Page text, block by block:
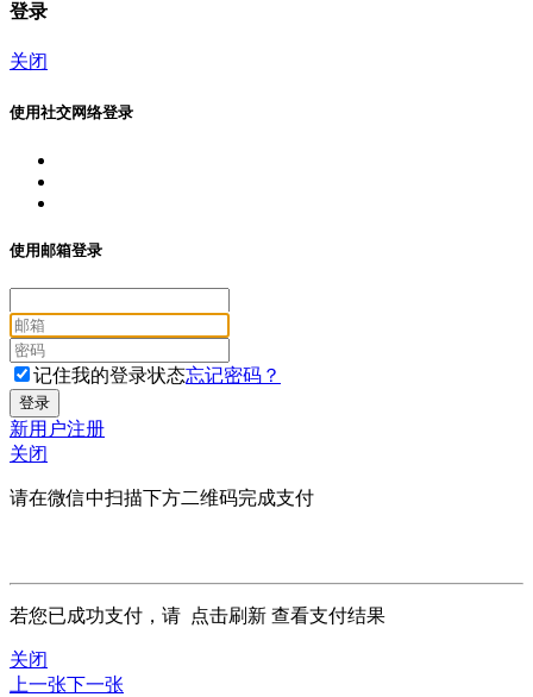
登录
关闭
使用社交网络登录
使用邮箱登录
记住我的登录状态忘记密码？
新用户注册
关闭
请在微信中扫描下方二维码完成支付
若您已成功支付，请 点击刷新 查看支付结果
关闭
上一张下一张